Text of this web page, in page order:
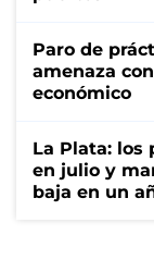
Paro de
amenaza
económico
La Plata: los
en julio y
baja en un